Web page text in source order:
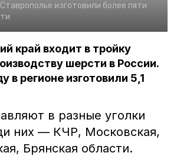
изготовили более пяти
край входит в тройку
шерсти в России.
в регионе изготовили 5,1
в разные уголки
них –– КЧР, Московская,
Брянская области.